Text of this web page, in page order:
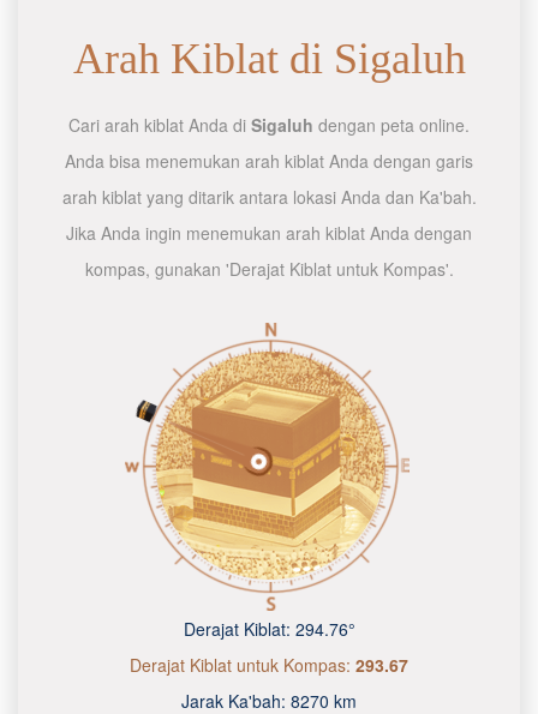
Arah Kiblat di Sigaluh
Cari arah kiblat Anda di Sigaluh dengan peta online.
Anda bisa menemukan arah kiblat Anda dengan garis
arah kiblat yang ditarik antara lokasi Anda dan Ka'bah.
Jika Anda ingin menemukan arah kiblat Anda dengan
kompas, gunakan 'Derajat Kiblat untuk Kompas'.
Derajat Kiblat: 294.76°
Derajat Kiblat untuk Kompas: 293.67
Jarak Ka'bah: 8270 km